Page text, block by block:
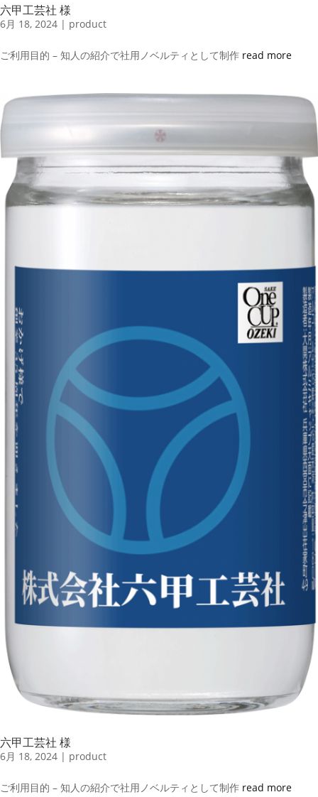
六甲工芸社 様
6月 18, 2024 | product
ご利用目的 – 知人の紹介で社用ノベルティとして制作 read more
六甲工芸社 様
6月 18, 2024 | product
ご利用目的 – 知人の紹介で社用ノベルティとして制作 read more